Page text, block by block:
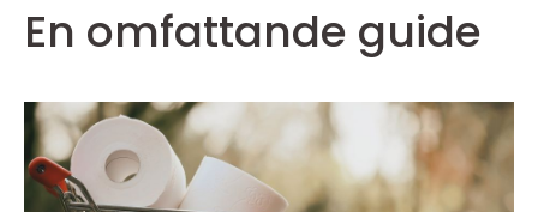
En omfattande guide